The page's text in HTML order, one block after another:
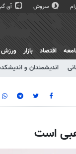
سروش آی
اندیشمندان و
اقتصاد بازار ورزش
است